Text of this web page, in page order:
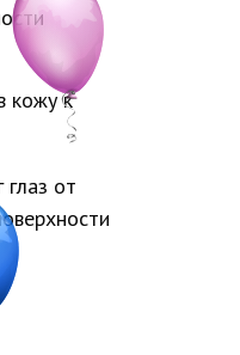
кожу к
от